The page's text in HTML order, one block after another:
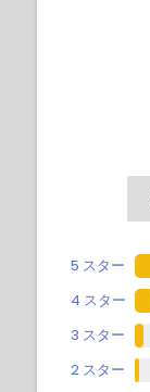
5 スター
4 スター
3 スター
2 スター